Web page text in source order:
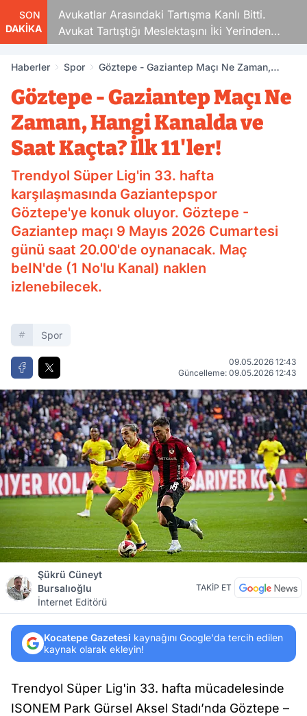
SON
DAKİKA
Avukatlar Arasındaki Tartışma Kanlı Bitti.
Avukat Tartıştığı Meslektaşını İki Yerinden
Vurdu
Haberler Spor
Göztepe - Gaziantep Maçı Ne Zaman,
Göztepe - Gaziantep Maçı Ne
Zaman, Hangi Kanalda ve
Saat Kaçta? İlk 11'ler!
Trendyol Süper Lig'in 33. hafta
karşılaşmasında Gaziantepspor
Göztepe'ye konuk oluyor. Göztepe -
Gaziantep maçı 9 Mayıs 2026 Cumartesi
günü saat 20.00'de oynanacak. Maç
beIN'de (1 No'lu Kanal) naklen
izlenebilecek.
Spor
09.05.2026 12:43
Güncelleme: 09.05.2026 12:43
Şükrü Cüneyt
Bursalıoğlu
İnternet Editörü
TAKİP ET
Kocatepe Gazetesi kaynağını Google'da tercih edilen
kaynak olarak ekleyin!
Trendyol Süper Lig'in 33. hafta mücadelesinde
ISONEM Park Gürsel Aksel Stadı’nda Göztepe –